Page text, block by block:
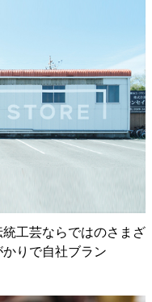
工芸ならではのさまざ
りで自社ブラン